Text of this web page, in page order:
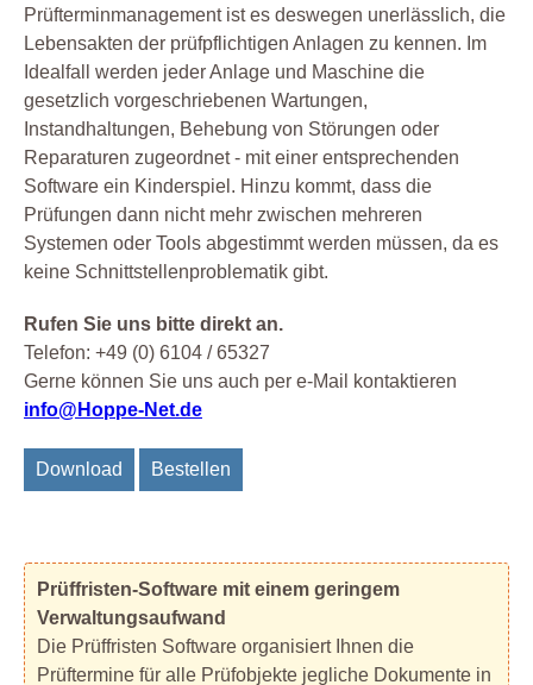
Prüfterminmanagement ist es deswegen unerlässlich, die
Lebensakten der prüfpflichtigen Anlagen zu kennen. Im
Idealfall werden jeder Anlage und Maschine die
gesetzlich vorgeschriebenen Wartungen,
Instandhaltungen, Behebung von Störungen oder
Reparaturen zugeordnet - mit einer entsprechenden
Software ein Kinderspiel. Hinzu kommt, dass die
Prüfungen dann nicht mehr zwischen mehreren
Systemen oder Tools abgestimmt werden müssen, da es
keine Schnittstellenproblematik gibt.
Rufen Sie uns bitte direkt an.
Telefon: +49 (0) 6104 / 65327
Gerne können Sie uns auch per e-Mail kontaktieren
info@Hoppe-Net.de
Download Bestellen
Prüffristen-Software mit einem geringem
Verwaltungsaufwand
Die Prüffristen Software organisiert Ihnen die
Prüftermine für alle Prüfobjekte jegliche Dokumente in